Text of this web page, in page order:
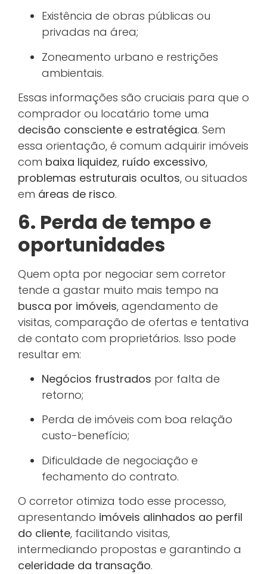
Existência de obras públicas ou
privadas na área;
Zoneamento urbano e restrições
ambientais.
Essas informações são cruciais para que o
comprador ou locatário tome uma
decisão consciente e estratégica. Sem
essa orientação, é comum adquirir imóveis
com baixa liquidez, ruído excessivo,
problemas estruturais ocultos, ou situados
em áreas de risco.
6. Perda de tempo e
oportunidades
Quem opta por negociar sem corretor
tende a gastar muito mais tempo na
busca por imóveis, agendamento de
visitas, comparação de ofertas e tentativa
de contato com proprietários. Isso pode
resultar em:
Negócios frustrados por falta de
retorno;
Perda de imóveis com boa relação
custo-benefício;
Dificuldade de negociação e
fechamento do contrato.
O corretor otimiza todo esse processo,
apresentando imóveis alinhados ao perfil
do cliente, facilitando visitas,
intermediando propostas e garantindo a
celeridade da transação.